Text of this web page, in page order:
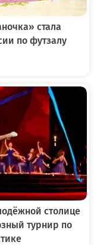
стала
по футзалу
столице
турнир по